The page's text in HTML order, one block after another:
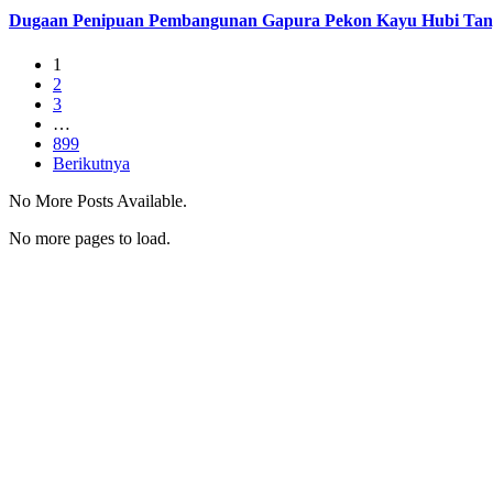
Dugaan Penipuan Pembangunan Gapura Pekon Kayu Hubi
1
2
3
…
899
Berikutnya
No More Posts Available.
No more pages to load.